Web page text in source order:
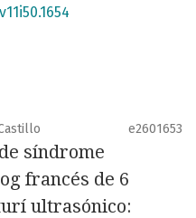
e2601653
síndrome
francés de 6
ultrasónico: